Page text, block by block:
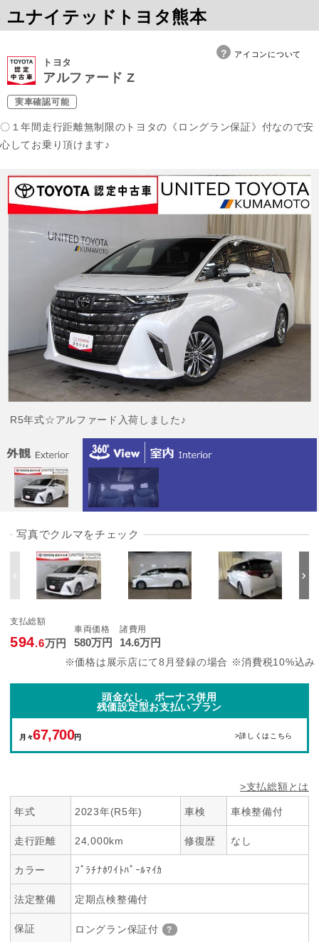
ユナイテッドトヨタ熊本
アイコンについて
トヨタ
アルファード Z
実車確認可能
〇１年間走行距離無制限のトヨタの《ロングラン保証》付なので安
心してお乗り頂けます♪
R5年式☆アルファード入荷しました♪
写真でクルマをチェック
支払総額
594.6万円
車両価格
580万円
諸費用
14.6万円
※価格は展示店にて8月登録の場合 ※消費税10%込み
頭金なし、ボーナス併用
残価設定型お支払いプラン
月々67,700円 >詳しくはこちら
>支払総額とは
年式 2023年(R5年) 車検 車検整備付
走行距離 24,000km 修復歴 なし
カラー ﾌﾟﾗﾁﾅﾎﾜｲﾄﾊﾟｰﾙﾏｲｶ
法定整備 定期点検整備付
保証 ロングラン保証付